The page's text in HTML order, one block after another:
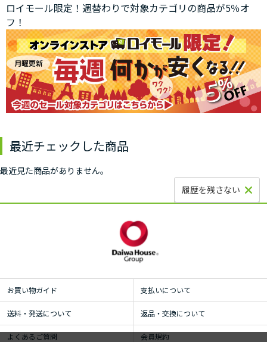
ロイモール限定！週替わりで対象カテゴリの商品が5％オ
フ！
最近チェックした商品
最近見た商品がありません。
履歴を残さない
お買い物ガイド 支払いについて
送料・発送について 返品・交換について
よくあるご質問 会員規約